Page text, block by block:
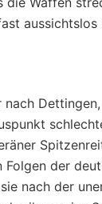
aussichtslos
der
nach der